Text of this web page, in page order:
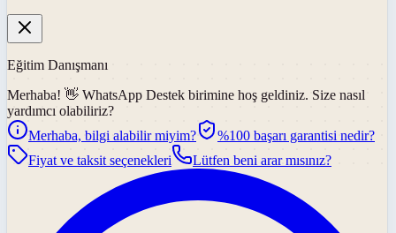
Eğitim Danışmanı
Merhaba! 👋 WhatsApp Destek birimine hoş geldiniz. Size nasıl
yardımcı olabiliriz?
Merhaba, bilgi alabilir miyim?
%100 başarı garantisi nedir?
Fiyat ve taksit seçenekleri
Lütfen beni arar mısınız?